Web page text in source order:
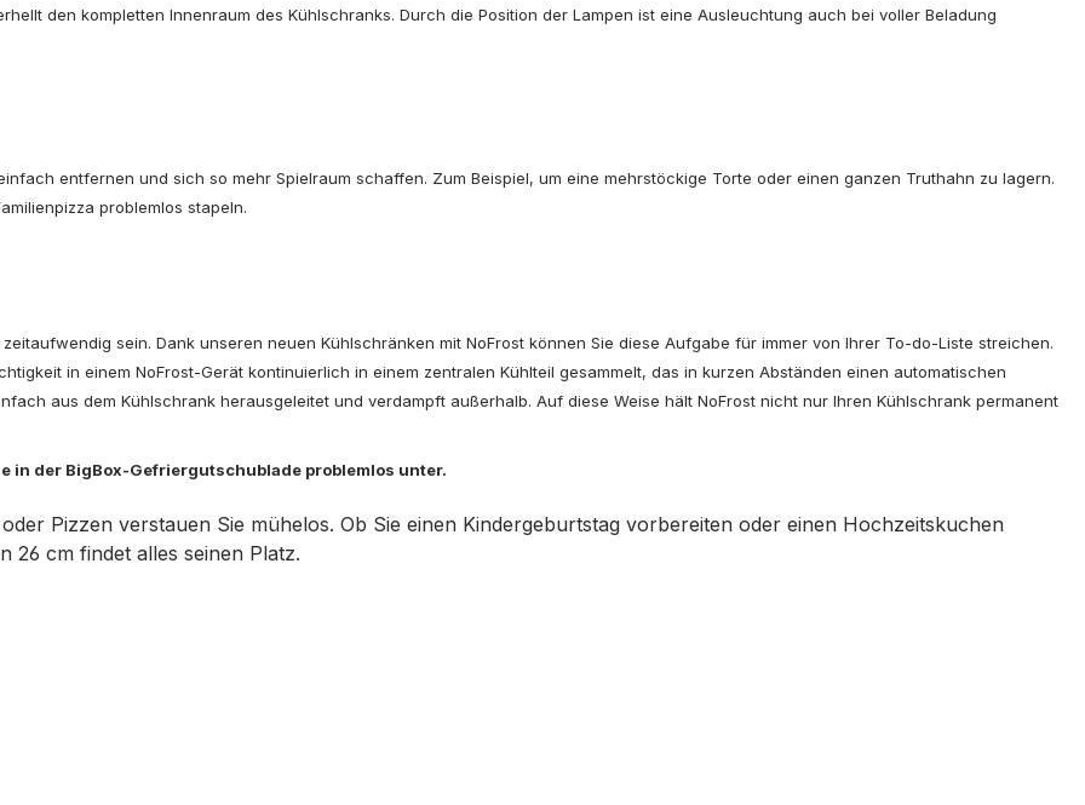
den kompletten Innenraum des Kühlschranks. Durch die Position der Lampen ist eine Ausleuchtung auch bei voller Beladung
entfernen und sich so mehr Spielraum schaffen. Zum Beispiel, um eine mehrstöckige Torte oder einen ganzen Truthahn zu lagern.
problemlos stapeln.
sein. Dank unseren neuen Kühlschränken mit NoFrost können Sie diese Aufgabe für immer von Ihrer To-do-Liste streichen.
in einem NoFrost-Gerät kontinuierlich in einem zentralen Kühlteil gesammelt, das in kurzen Abständen einen automatischen
aus dem Kühlschrank herausgeleitet und verdampft außerhalb. Auf diese Weise hält NoFrost nicht nur Ihren Kühlschrank permanent
in der BigBox-Gefriergutschublade problemlos unter.
Pizzen verstauen Sie mühelos. Ob Sie einen Kindergeburtstag vorbereiten oder einen Hochzeitskuchen
26 cm findet alles seinen Platz.